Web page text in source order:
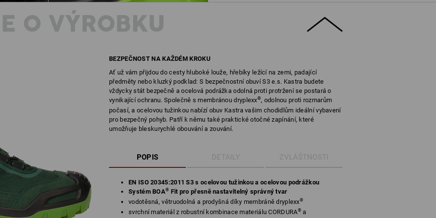
O VÝROBKU
BEZPEČNOST NA KAŽDÉM KROKU
Ať už vám přijdou do cesty hluboké louže, hřebíky ležící na zemi, padající
předměty nebo kluzký podklad: S bezpečnostní obuví S3 e.s. Kastra budete
vždycky stát bezpečně a ocelová podrážka odolná proti protržení se postará o
vynikající ochranu. Společně s membránou dryplexx®, odolnou proti rozmarům
počasí, a ocelovou tužinkou nabízí obuv Kastra vašim chodidlům ideální vybavení
pro bezpečný pohyb. Patří k němu také praktické otočné zapínání, které
umožňuje bleskurychlé obouvání a zouvání.
POPIS DETAILY ZVLÁŠTNOSTI
EN ISO 20345:2011 S3 s ocelovou tužinkou a ocelovou podrážkou
Systém BOA® Fit pro přesně nastavitelný správný tvar
vodotěsná, větruodolná a prodyšná díky membráně dryplexx®
svrchní materiál z robustní kombinace materiálu CORDURA®a